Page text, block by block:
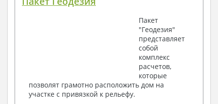
Пакет
"Геодезия"
представляет
собой
комплекс
расчетов,
которые
позволят грамотно расположить дом на
участке с привязкой к рельефу.